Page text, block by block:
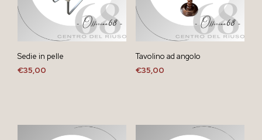
Sedie in pelle
€35,00
Tavolino ad angolo
€35,00